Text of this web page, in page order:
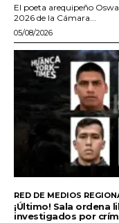
El poeta arequipeño
2026 de la Cámara...
05/08/2026
RED DE MEDIOS
¡Último! Sala ordena
investigados por